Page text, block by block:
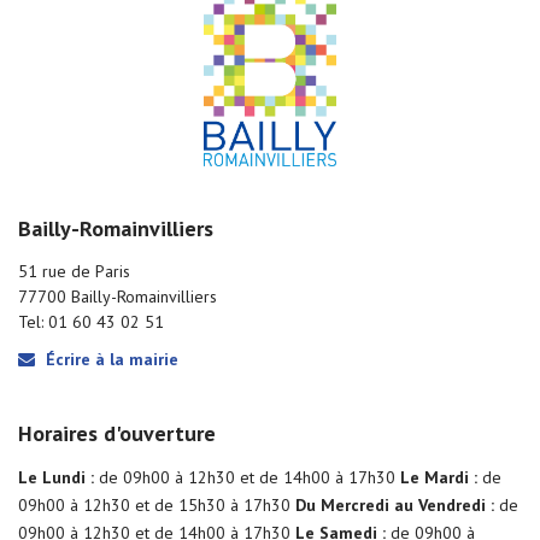
Bailly-Romainvilliers
51 rue de Paris
77700 Bailly-Romainvilliers
Tel: 01 60 43 02 51
Écrire à la mairie
Horaires d'ouverture
Le Lundi : de 09h00 à 12h30 et de 14h00 à 17h30 Le Mardi : de
09h00 à 12h30 et de 15h30 à 17h30 Du Mercredi au Vendredi : de
09h00 à 12h30 et de 14h00 à 17h30 Le Samedi : de 09h00 à